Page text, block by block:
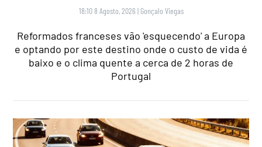
18:10 8 Agosto, 2026 | Gonçalo Viegas
Reformados franceses vão 'esquecendo' a Europa
e optando por este destino onde o custo de vida é
baixo e o clima quente a cerca de 2 horas de
Portugal